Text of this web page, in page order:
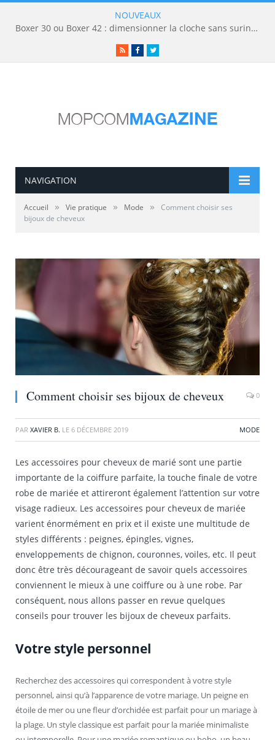
NOUVEAUX
Boxer 30 ou Boxer 42 : dimensionner la cloche sans surinvestir
RSSFacebookTwitter
NAVIGATION
Accueil » Vie pratique » Mode »
Comment choisir ses
bijoux de cheveux
Comment choisir ses bijoux de cheveux 0
PAR XAVIER B. LE 6 DÉCEMBRE 2019 MODE
Les accessoires pour cheveux de marié sont une partie
importante de la coiffure parfaite, la touche finale de votre
robe de mariée et attireront également l’attention sur votre
visage radieux. Les accessoires pour cheveux de mariée
varient énormément en prix et il existe une multitude de
styles différents : peignes, épingles, vignes,
enveloppements de chignon, couronnes, voiles, etc. Il peut
donc être très décourageant de savoir quels accessoires
conviennent le mieux à une coiffure ou à une robe. Par
conséquent, nous allons passer en revue quelques
conseils pour trouver les bijoux de cheveux parfaits.
Votre style personnel
Recherchez des accessoires qui correspondent à votre style
personnel, ainsi qu’à l’apparence de votre mariage. Un peigne en
étoile de mer ou une fleur d’orchidée est parfait pour un mariage à
la plage. Un style classique est parfait pour la mariée minimaliste